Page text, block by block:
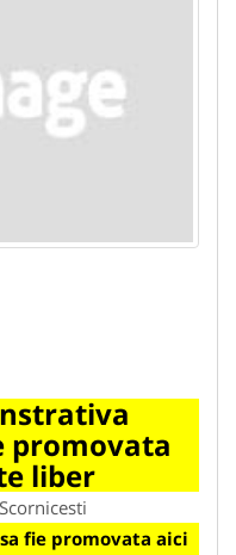
promovata
liber
fie promovata aici